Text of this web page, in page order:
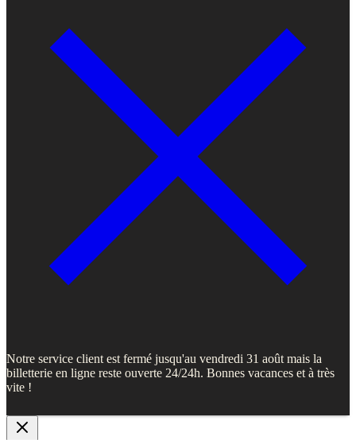
Notre service client est fermé jusqu'au vendredi 31 août mais la
billetterie en ligne reste ouverte 24/24h. Bonnes vacances et à très
vite !